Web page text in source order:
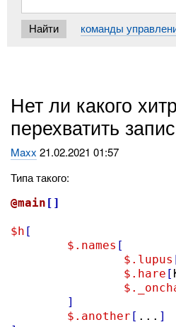
команды
Нет ли какого
перехватить
Maxx 21.02.2021 01:57
Типа такого:
@main []
$h [
$.names [
$.lupus
$.hare [
]
$.another [ ... ]